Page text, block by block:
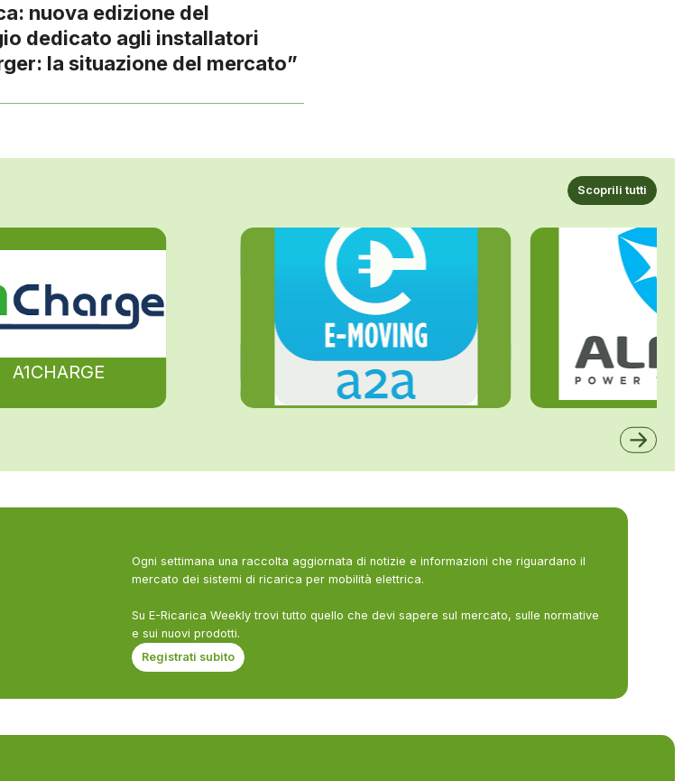
nuova edizione del
dedicato agli installatori
la situazione del mercato”
Scoprili tutti
A1CHARGE
Ogni settimana una raccolta aggiornata di notizie e informazioni che riguardano il
mercato dei sistemi di ricarica per mobilità elettrica.
Su E-Ricarica Weekly trovi tutto quello che devi sapere sul mercato, sulle normative
e sui nuovi prodotti.
Registrati subito